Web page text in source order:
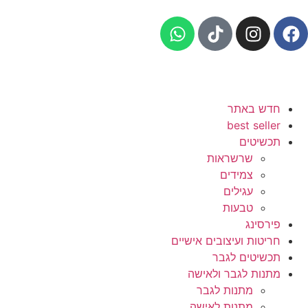
חדש באתר
best seller
תכשיטים
שרשראות
צמידים
עגילים
טבעות
פירסינג
חריטות ועיצובים אישיים
תכשיטים לגבר
מתנות לגבר ולאישה
מתנות לגבר